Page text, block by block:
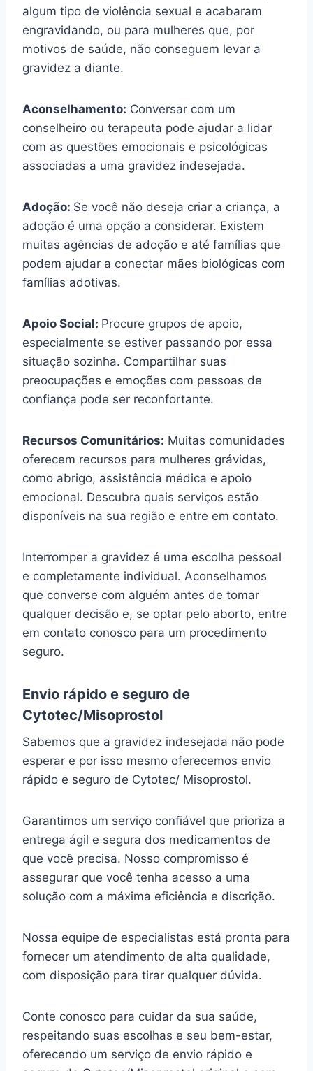
algum tipo de violência sexual e acabaram
engravidando, ou para mulheres que, por
motivos de saúde, não conseguem levar a
gravidez a diante.
Aconselhamento: Conversar com um
conselheiro ou terapeuta pode ajudar a lidar
com as questões emocionais e psicológicas
associadas a uma gravidez indesejada.
Adoção: Se você não deseja criar a criança, a
adoção é uma opção a considerar. Existem
muitas agências de adoção e até famílias que
podem ajudar a conectar mães biológicas com
famílias adotivas.
Apoio Social: Procure grupos de apoio,
especialmente se estiver passando por essa
situação sozinha. Compartilhar suas
preocupações e emoções com pessoas de
confiança pode ser reconfortante.
Recursos Comunitários: Muitas comunidades
oferecem recursos para mulheres grávidas,
como abrigo, assistência médica e apoio
emocional. Descubra quais serviços estão
disponíveis na sua região e entre em contato.
Interromper a gravidez é uma escolha pessoal
e completamente individual. Aconselhamos
que converse com alguém antes de tomar
qualquer decisão e, se optar pelo aborto, entre
em contato conosco para um procedimento
seguro.
Envio rápido e seguro de
Cytotec/Misoprostol
Sabemos que a gravidez indesejada não pode
esperar e por isso mesmo oferecemos envio
rápido e seguro de Cytotec/ Misoprostol.
Garantimos um serviço confiável que prioriza a
entrega ágil e segura dos medicamentos de
que você precisa. Nosso compromisso é
assegurar que você tenha acesso a uma
solução com a máxima eficiência e discrição.
Nossa equipe de especialistas está pronta para
fornecer um atendimento de alta qualidade,
com disposição para tirar qualquer dúvida.
Conte conosco para cuidar da sua saúde,
respeitando suas escolhas e seu bem-estar,
oferecendo um serviço de envio rápido e